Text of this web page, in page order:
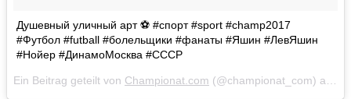
Душевный уличный арт ⚽️ #спорт #sport #champ2017
#Футбол #futball #болельщики #фанаты #Яшин #ЛевЯшин
#Нойер #ДинамоМосква #СССР
Ein Beitrag geteilt von Championat.com (@championat_com) am